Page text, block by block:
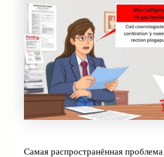
Самая распространённая